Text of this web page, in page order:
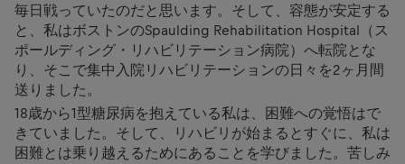
毎日戦っていたのだと思います。そして、容態が安定する
と、私はボストンのSpaulding Rehabilitation Hospital（ス
ポールディング・リハビリテーション病院）へ転院とな
り、そこで集中入院リハビリテーションの日々を2ヶ月間
送りました。
18歳から1型糖尿病を抱えている私は、困難への覚悟はで
きていました。そして、リハビリが始まるとすぐに、私は
困難とは乗り越えるためにあることを学びました。苦しみ